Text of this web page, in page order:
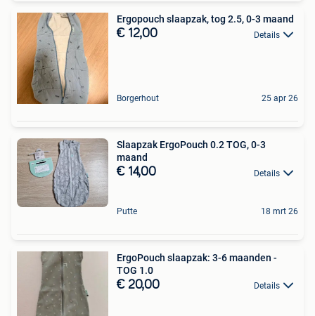
Ergopouch slaapzak, tog 2.5, 0-3 maand
€ 12,00 Details
Borgerhout 25 apr 26
Slaapzak ErgoPouch 0.2 TOG, 0-3
maand
€ 14,00 Details
Putte 18 mrt 26
ErgoPouch slaapzak: 3-6 maanden -
TOG 1.0
€ 20,00 Details